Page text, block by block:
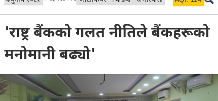
'राष्ट्र बैंकको गलत नीतिले बैंकहरूको
मनोमानी बढ्यो'